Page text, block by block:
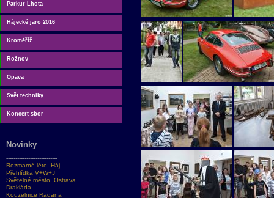
Parkur Lhota
Hájecké jaro 2016
Kroměříž
Rožnov
Opava
Svět techniky
Koncert sbor
Novinky
----------------------------
Rozmarné léto, Háj
Přehlídka V+W+J
Světelné město, Ostrava
Drakiáda
Kouzelnice Radana